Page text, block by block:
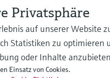
Privatsphäre
auf unserer Website
Statistiken zu optimieren
oder Inhalte
Einsatz von Cookies.